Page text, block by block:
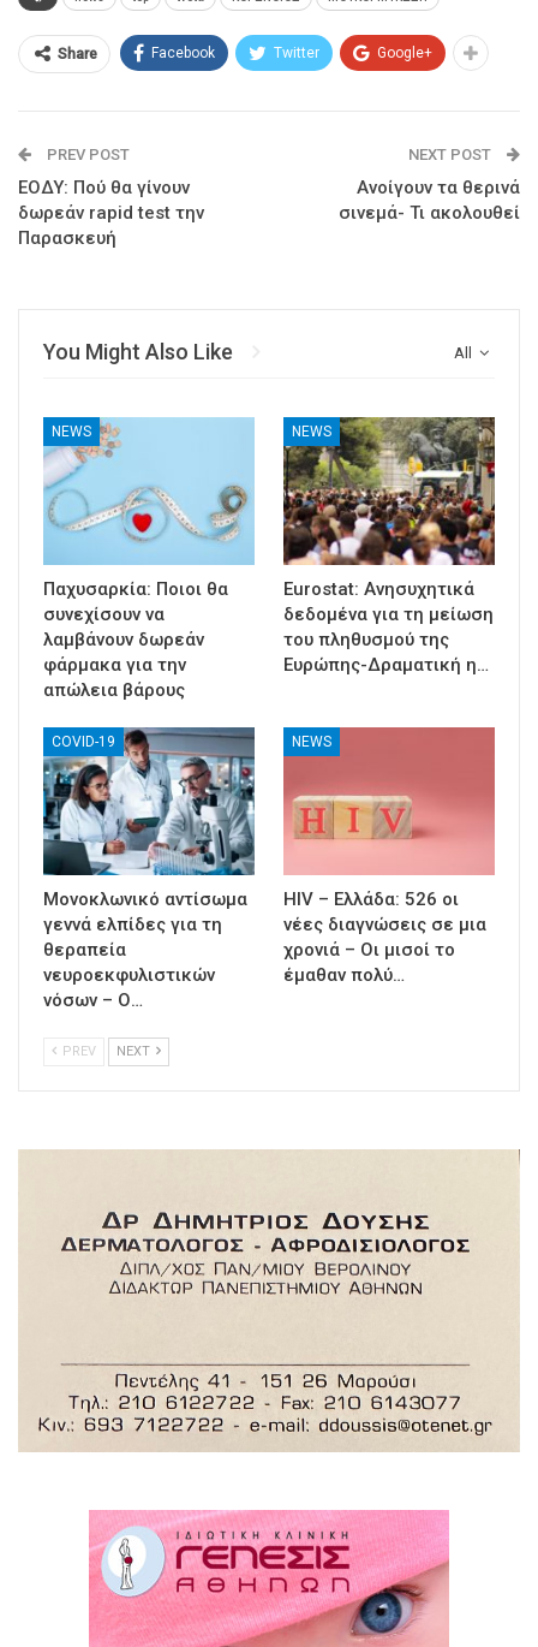
Share Facebook Twitter Google+
PREV POST
ΕΟΔΥ: Πού θα γίνουν
δωρεάν rapid test την
Παρασκευή
NEXT POST
Ανοίγουν τα θερινά
σινεμά- Τι ακολουθεί
All
You Might Also Like
NEWS
Παχυσαρκία: Ποιοι θα
συνεχίσουν να
λαμβάνουν δωρεάν
φάρμακα για την
απώλεια βάρους
NEWS
Eurostat: Ανησυχητικά
δεδομένα για τη μείωση
του πληθυσμού της
Ευρώπης-Δραματική η…
COVID-19
Μονοκλωνικό αντίσωμα
γεννά ελπίδες για τη
θεραπεία
νευροεκφυλιστικών
νόσων – Ο…
NEWS
HIV – Ελλάδα: 526 οι
νέες διαγνώσεις σε μια
χρονιά – Οι μισοί το
έμαθαν πολύ…
PREV NEXT